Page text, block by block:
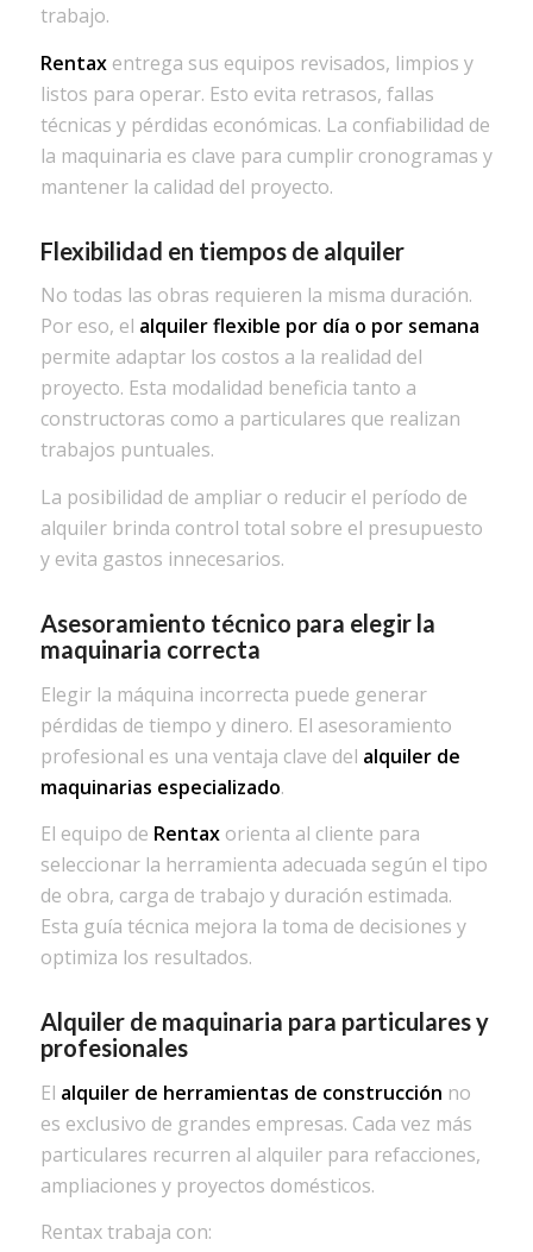
trabajo.
Rentaxentrega sus equipos revisados, limpios y
listos para operar. Esto evita retrasos, fallas
técnicas y pérdidas económicas. La confiabilidad de
la maquinaria es clave para cumplir cronogramas y
mantener la calidad del proyecto.
Flexibilidad en tiempos de alquiler
No todas las obras requieren la misma duración.
Por eso, el alquiler flexible por día o por semana
permite adaptar los costos a la realidad del
proyecto. Esta modalidad beneficia tanto a
constructoras como a particulares que realizan
trabajos puntuales.
La posibilidad de ampliar o reducir el período de
alquiler brinda control total sobre el presupuesto
y evita gastos innecesarios.
Asesoramiento técnico para elegir la
maquinaria correcta
Elegir la máquina incorrecta puede generar
pérdidas de tiempo y dinero. El asesoramiento
profesional es una ventaja clave del alquiler de
maquinarias especializado.
El equipo de Rentaxorienta al cliente para
seleccionar la herramienta adecuada según el tipo
de obra, carga de trabajo y duración estimada.
Esta guía técnica mejora la toma de decisiones y
optimiza los resultados.
Alquiler de maquinaria para particulares y
profesionales
El alquiler de herramientas de construcción no
es exclusivo de grandes empresas. Cada vez más
particulares recurren al alquiler para refacciones,
ampliaciones y proyectos domésticos.
Rentax trabaja con: